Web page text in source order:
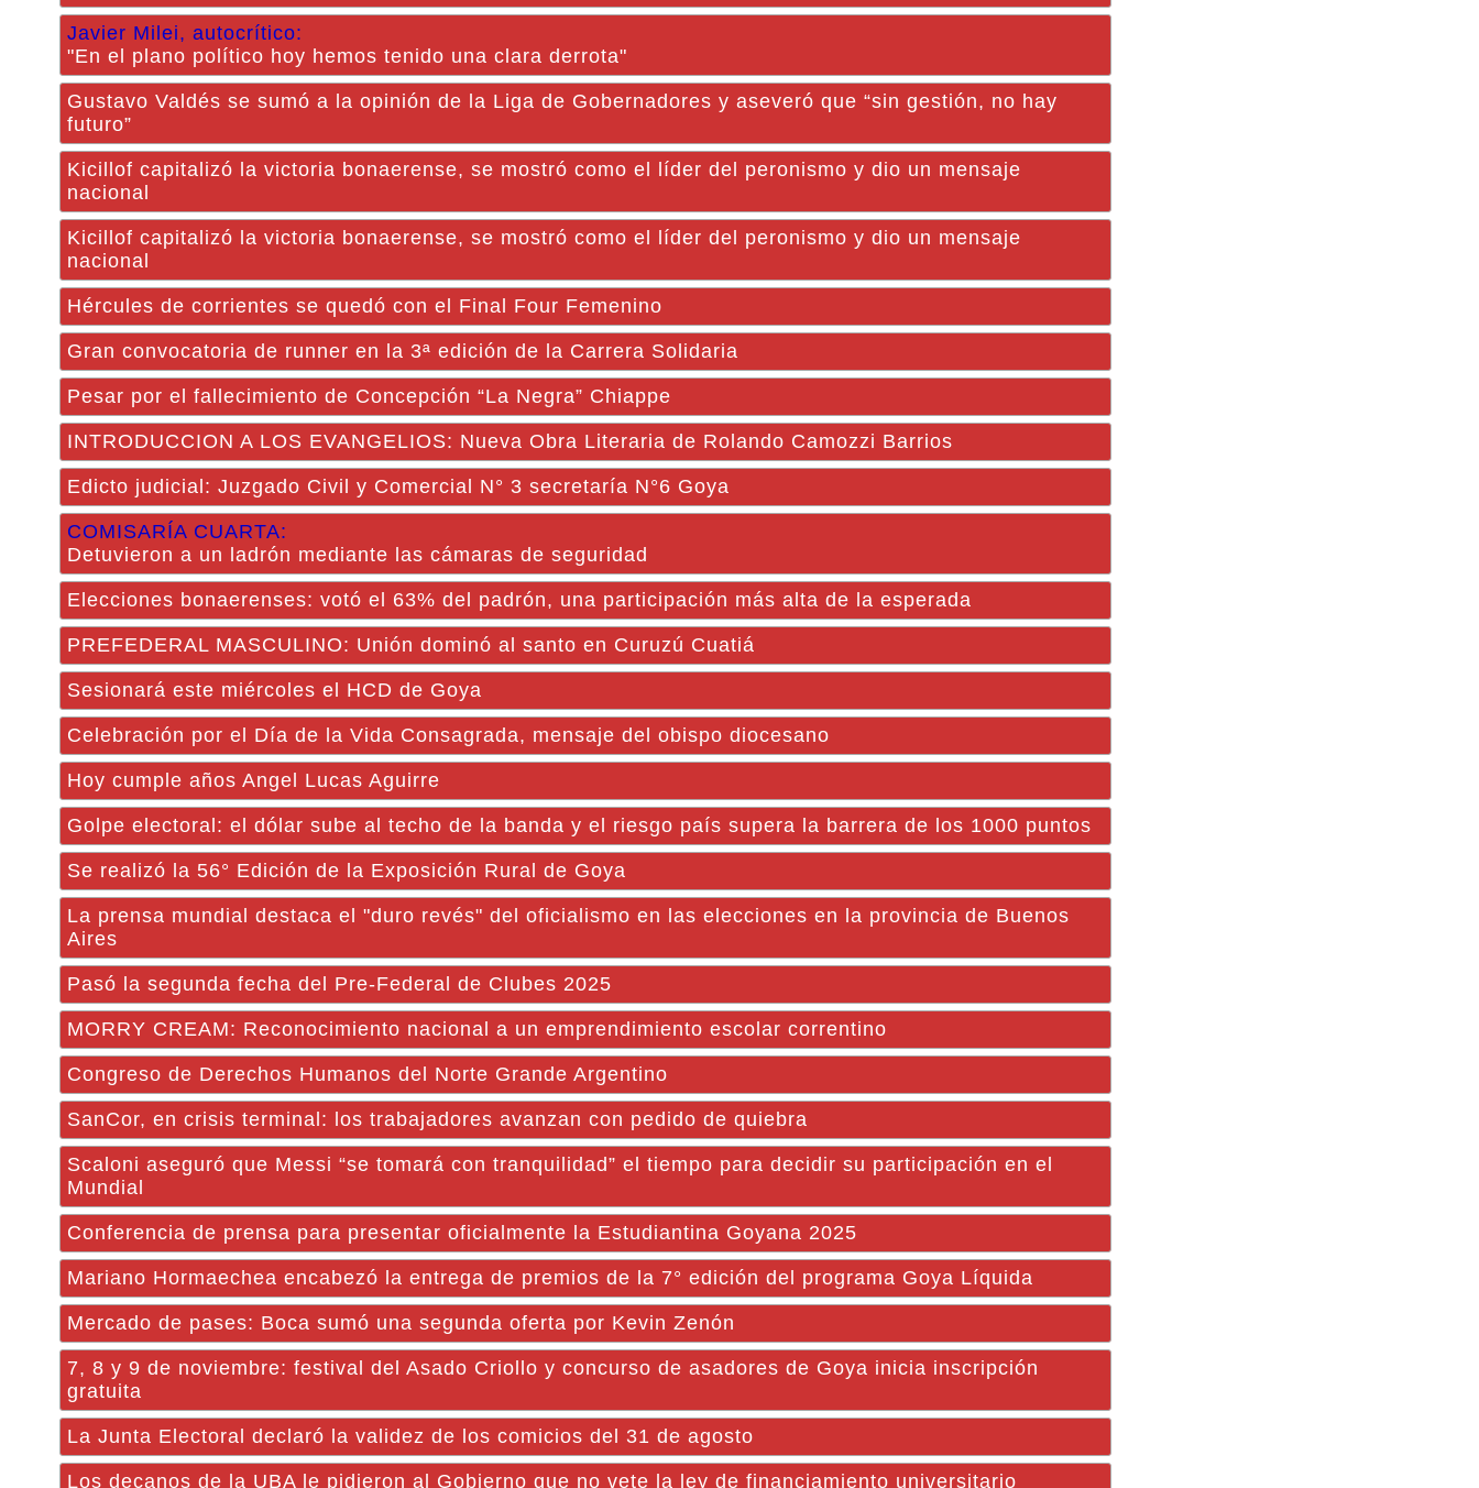
Javier Milei, autocrítico:
"En el plano político hoy hemos tenido una clara derrota"
Gustavo Valdés se sumó a la opinión de la Liga de Gobernadores y aseveró que “sin gestión, no hay
futuro”
Kicillof capitalizó la victoria bonaerense, se mostró como el líder del peronismo y dio un mensaje
nacional
Kicillof capitalizó la victoria bonaerense, se mostró como el líder del peronismo y dio un mensaje
nacional
Hércules de corrientes se quedó con el Final Four Femenino
Gran convocatoria de runner en la 3ª edición de la Carrera Solidaria
Pesar por el fallecimiento de Concepción “La Negra” Chiappe
INTRODUCCION A LOS EVANGELIOS: Nueva Obra Literaria de Rolando Camozzi Barrios
Edicto judicial: Juzgado Civil y Comercial N° 3 secretaría N°6 Goya
COMISARÍA CUARTA:
Detuvieron a un ladrón mediante las cámaras de seguridad
Elecciones bonaerenses: votó el 63% del padrón, una participación más alta de la esperada
PREFEDERAL MASCULINO: Unión dominó al santo en Curuzú Cuatiá
Sesionará este miércoles el HCD de Goya
Celebración por el Día de la Vida Consagrada, mensaje del obispo diocesano
Hoy cumple años Angel Lucas Aguirre
Golpe electoral: el dólar sube al techo de la banda y el riesgo país supera la barrera de los 1000 puntos
Se realizó la 56° Edición de la Exposición Rural de Goya
La prensa mundial destaca el "duro revés" del oficialismo en las elecciones en la provincia de Buenos
Aires
Pasó la segunda fecha del Pre-Federal de Clubes 2025
MORRY CREAM: Reconocimiento nacional a un emprendimiento escolar correntino
Congreso de Derechos Humanos del Norte Grande Argentino
SanCor, en crisis terminal: los trabajadores avanzan con pedido de quiebra
Scaloni aseguró que Messi “se tomará con tranquilidad” el tiempo para decidir su participación en el
Mundial
Conferencia de prensa para presentar oficialmente la Estudiantina Goyana 2025
Mariano Hormaechea encabezó la entrega de premios de la 7° edición del programa Goya Líquida
Mercado de pases: Boca sumó una segunda oferta por Kevin Zenón
7, 8 y 9 de noviembre: festival del Asado Criollo y concurso de asadores de Goya inicia inscripción
gratuita
La Junta Electoral declaró la validez de los comicios del 31 de agosto
Los decanos de la UBA le pidieron al Gobierno que no vete la ley de financiamiento universitario